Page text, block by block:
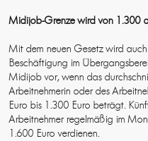
Midijob-Grenze wird von 1.300
Mit dem neuen Gesetz wird
Beschäftigung im
Midijob vor, wenn das
Arbeitnehmerin oder des
Euro bis 1.300 Euro beträgt.
Arbeitnehmer regelmäßig im
1.600 Euro verdienen.